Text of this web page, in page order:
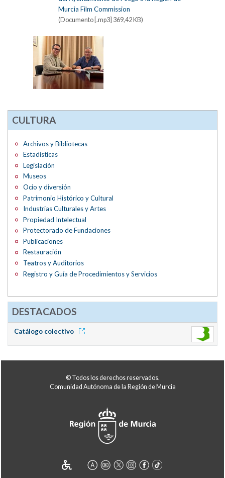
Murcia Film Commission
(Documento [.mp3] 369,42 KB)
CULTURA
Archivos y Bibliotecas
Estadísticas
Legislación
Museos
Ocio y diversión
Patrimonio Histórico y Cultural
Industrias Culturales y Artes
Propiedad Intelectual
Protectorado de Fundaciones
Publicaciones
Restauración
Teatros y Auditorios
Registro y Guía de Procedimientos y Servicios
DESTACADOS
Catálogo colectivo
© Todos los derechos reservados.
Comunidad Autónoma de la Región de Murcia